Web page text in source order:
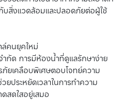
บสิ่งแวดล้อมและปลอดภัยต่อผู้ใช้
ล์คนยุคใหม่
กัด การมีห้องน้ำที่ดูแลรักษาง่าย
ยเคลือบพิเศษตอบโจทย์ความ
ประหยัดเวลาในการทำความ
สดใสอยู่เสมอ